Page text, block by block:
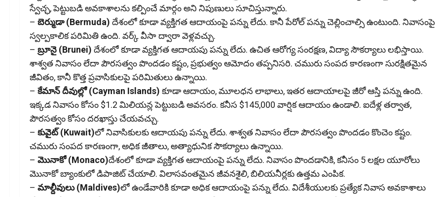
స్వేచ్ఛ, పెట్టుబడి అవకాశాలను కల్పించే మార్గం అని నిపుణులు సూచిస్తున్నారు.
– బెర్ముడా (Bermuda) దేశంలో కూడా వ్య‌క్తిగత ఆదాయంపై పన్ను లేదు. కానీ పేరోల్ పన్ను చెల్లించాల్సి ఉంటుంది. నివాసంపై
స్వల్పకాలిక పరిమితి ఉంది. వర్క్ వీసా ద్వారా వెళ్లవచ్చు.
– బ్రూనై (Brunei) దేశంలో కూడా వ్యక్తిగత ఆదాయపు పన్ను లేదు. ఉచిత ఆరోగ్య సంరక్షణ, విద్యా సౌకర్యాలు లభిస్తాయి.
శాశ్వత నివాసం లేదా పౌరసత్వం పొందడం కష్టం, ప్రభుత్వం ఆమోదం తప్పనిసరి. చమురు సంపద కారణంగా సురక్షితమైన
జీవితం, కానీ కొత్త ప్రవాసికులపై పరిమితులు ఉన్నాయి.
– కేమాన్ దీవుల్లో (Cayman Islands) కూడా ఆదాయం, మూలధన లాభాలు, ఇతర ఆదాయాలపై జీరో ఆస్తి పన్ను ఉంది.
ఇక్క‌డ నివాసం కోసం $1.2 మిలియన్ల పెట్టుబడి అవ‌స‌రం. కనీస $145,000 వార్షిక ఆదాయం ఉండాలి. ఐదేళ్ల తర్వాత,
పౌరసత్వం కోసం దరఖాస్తు చేయవచ్చు.
– కువైట్ (Kuwait)లో నివాసికులకు ఆదాయపు పన్ను లేదు. శాశ్వత నివాసం లేదా పౌరసత్వం పొందడం కొంచెం కష్టం.
చమురు సంపద కారణంగా, అధిక జీతాలు, అత్యాధునిక సౌకర్యాలు ఉన్నాయి.
– మొనాకో (Monaco)దేశంలో కూడా వ్యక్తిగత ఆదాయంపై పన్ను లేదు. నివాసం పొందడానికి, కనీసం 5 లక్షల యూరోలు
మొనాకో బ్యాంకులో డిపాజిట్ చేయాలి. విలాసవంతమైన జీవనశైలి, బిలియనీర్లకు ఉత్తమ ఎంపిక.
– మాల్దీవులు (Maldives)లో ఉండేవారికి కూడా అధిక ఆదాయంపై పన్ను లేదు. విదేశీయులకు ప్రత్యేక నివాస అవకాశాలు